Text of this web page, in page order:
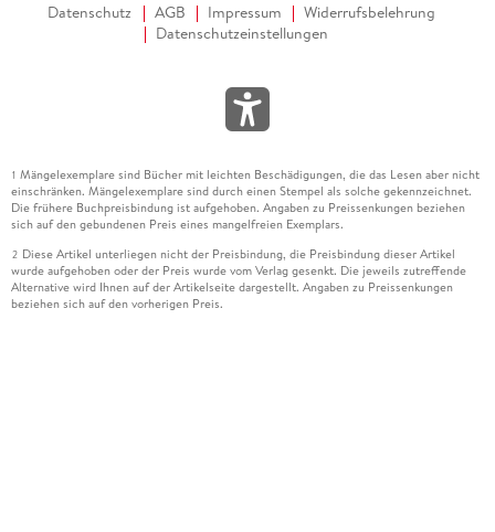
Datenschutz AGB Impressum
Widerrufsbelehrung
Datenschutzeinstellungen
1 Mängelexemplare sind Bücher mit leichten Beschädigungen, die das Lesen aber nicht
einschränken. Mängelexemplare sind durch einen Stempel als solche gekennzeichnet.
Die frühere Buchpreisbindung ist aufgehoben. Angaben zu Preissenkungen beziehen
sich auf den gebundenen Preis eines mangelfreien Exemplars.
2 Diese Artikel unterliegen nicht der Preisbindung, die Preisbindung dieser Artikel
wurde aufgehoben oder der Preis wurde vom Verlag gesenkt. Die jeweils zutreffende
Alternative wird Ihnen auf der Artikelseite dargestellt. Angaben zu Preissenkungen
beziehen sich auf den vorherigen Preis.